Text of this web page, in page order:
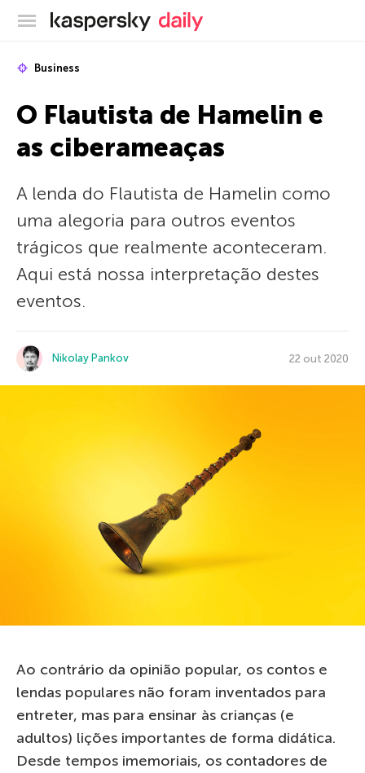
Blog oficial da Kaspersky
Business
O Flautista de Hamelin e
as ciberameaças
A lenda do Flautista de Hamelin como
uma alegoria para outros eventos
trágicos que realmente aconteceram.
Aqui está nossa interpretação destes
eventos.
Nikolay Pankov 22 out 2020
Ao contrário da opinião popular, os contos e
lendas populares não foram inventados para
entreter, mas para ensinar às crianças (e
adultos) lições importantes de forma didática.
Desde tempos imemoriais, os contadores de